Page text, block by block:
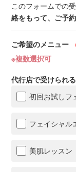
このフォームでの
絡をもって、ご予
ご希望のメニュー
※複数選択可
代行店で受けられ
初回お試しフ
フェイシャル
美肌レッスン